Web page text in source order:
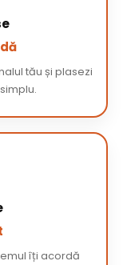
tău și plasezi
îți acordă